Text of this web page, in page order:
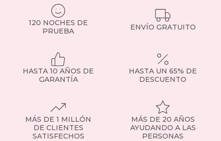
120 NOCHES DE
PRUEBA
ENVÍO GRATUITO
HASTA 10 AÑOS DE
GARANTÍA
HASTA UN 65% DE
DESCUENTO
MÁS DE 1 MILLÓN
DE CLIENTES
SATISFECHOS
MÁS DE 20 AÑOS
AYUDANDO A LAS
PERSONAS